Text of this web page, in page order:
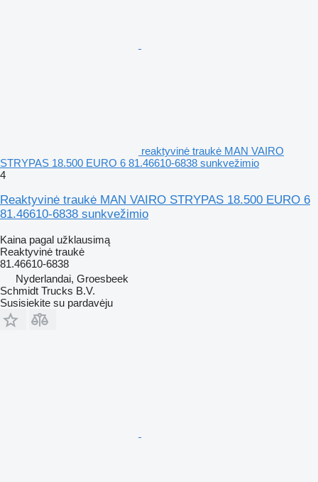
reaktyvinė traukė MAN VAIRO
STRYPAS 18.500 EURO 6 81.46610-6838 sunkvežimio
4
Reaktyvinė traukė MAN VAIRO STRYPAS 18.500 EURO 6
81.46610-6838 sunkvežimio
Kaina pagal užklausimą
Reaktyvinė traukė
81.46610-6838
Nyderlandai, Groesbeek
Schmidt Trucks B.V.
Susisiekite su pardavėju